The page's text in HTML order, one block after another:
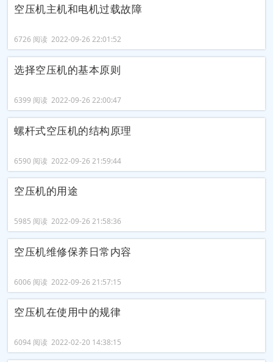
空压机主机和电机过载故障
6726 阅读 2022-09-26 22:01:52
选择空压机的基本原则
6399 阅读 2022-09-26 22:00:47
螺杆式空压机的结构原理
6590 阅读 2022-09-26 21:59:44
空压机的用途
5985 阅读 2022-09-26 21:58:36
空压机维修保养日常内容
6006 阅读 2022-09-26 21:57:15
空压机在使用中的规律
6094 阅读 2022-02-20 14:38:15